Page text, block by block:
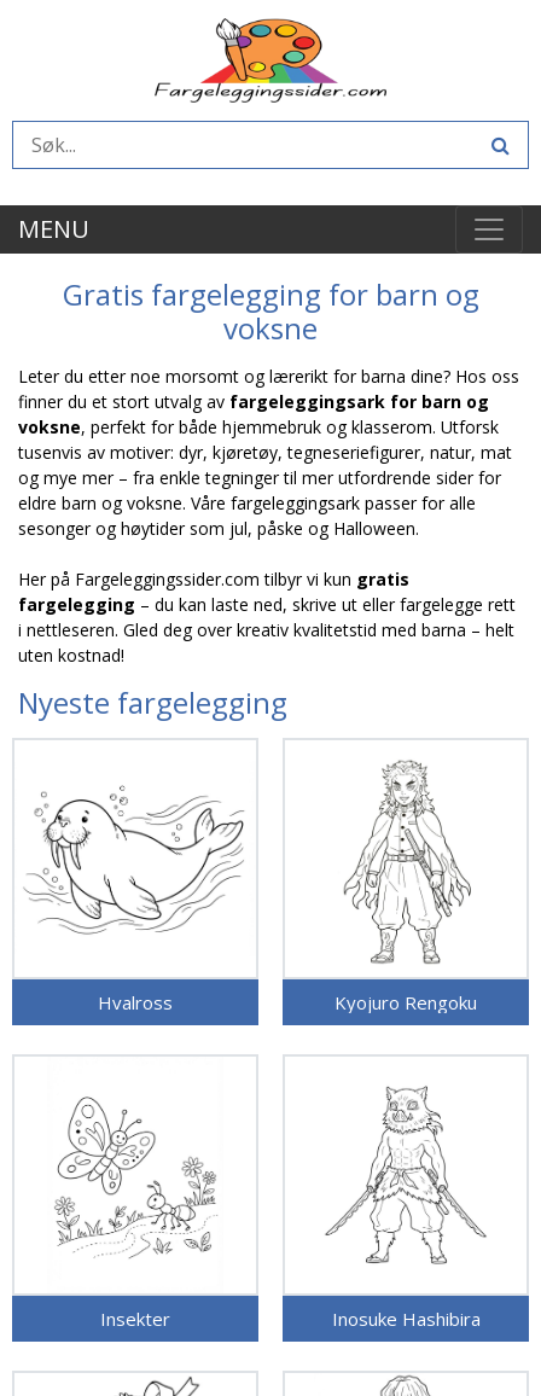
MENU
Gratis fargelegging for barn og
voksne
Leter du etter noe morsomt og lærerikt for barna dine? Hos oss
finner du et stort utvalg av fargeleggingsark for barn og
voksne, perfekt for både hjemmebruk og klasserom. Utforsk
tusenvis av motiver: dyr, kjøretøy, tegneseriefigurer, natur, mat
og mye mer – fra enkle tegninger til mer utfordrende sider for
eldre barn og voksne. Våre fargeleggingsark passer for alle
sesonger og høytider som jul, påske og Halloween.
Her på Fargeleggingssider.com tilbyr vi kun gratis
fargelegging – du kan laste ned, skrive ut eller fargelegge rett
i nettleseren. Gled deg over kreativ kvalitetstid med barna – helt
uten kostnad!
Nyeste fargelegging
Hvalross Kyojuro Rengoku
Insekter Inosuke Hashibira